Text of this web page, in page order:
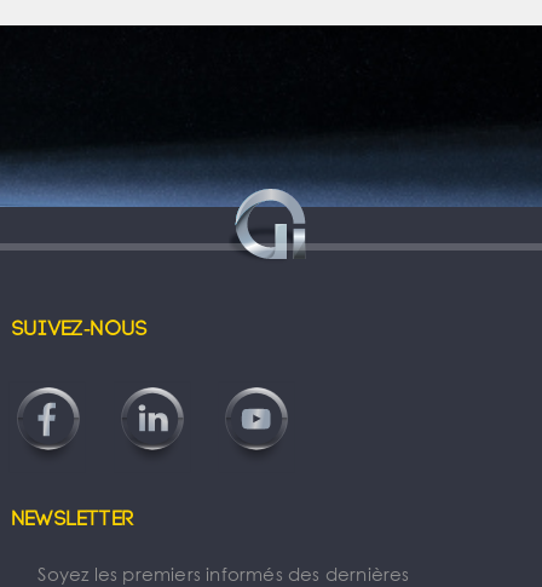
Suivez-nous
Newsletter
Soyez les premiers informés des dernières